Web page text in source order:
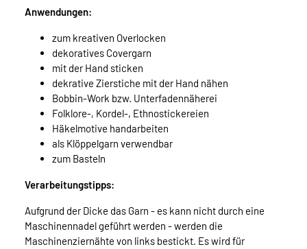
Anwendungen:
zum kreativen Overlocken
dekoratives Covergarn
mit der Hand sticken
dekrative Zierstiche mit der Hand nähen
Bobbin-Work bzw. Unterfadennäherei
Folklore-, Kordel-, Ethnostickereien
Häkelmotive handarbeiten
als Klöppelgarn verwendbar
zum Basteln
Verarbeitungstipps:
Aufgrund der Dicke das Garn - es kann nicht durch eine
Maschinennadel geführt werden - werden die
Maschinenziernähte von links bestickt. Es wird für